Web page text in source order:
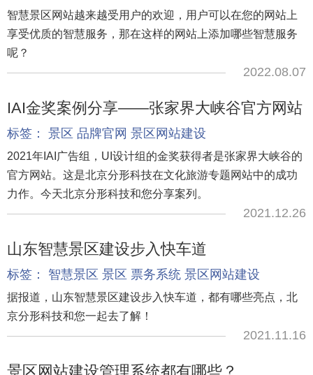
智慧景区网站越来越受用户的欢迎，用户可以在您的网站上
享受优质的智慧服务，那在这样的网站上添加哪些智慧服务
呢？
2022.08.07
IAI金奖案例分享——张家界大峡谷官方网站
标签： 景区 品牌官网 景区网站建设
2021年IAI广告组，UI设计组的金奖获得者是张家界大峡谷的
官方网站。这是北京分形科技在文化旅游专题网站中的成功
力作。今天北京分形科技和您分享案列。
2021.12.26
山东智慧景区建设步入快车道
标签： 智慧景区 景区 票务系统 景区网站建设
据报道，山东智慧景区建设步入快车道，都有哪些亮点，北
京分形科技和您一起去了解！
2021.11.16
景区网站建设管理系统都有哪些？